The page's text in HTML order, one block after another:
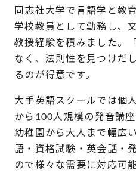
同志社大学で言語学と教
学校教員として勤務し、
教授経験を積みました。
なく、法則性を見つけだ
るのが得意です。
大手英語スクールでは個
から100人規模の発音講
幼稚園から大人まで幅広
語・資格試験・英会話・
ので様々な需要に対応可能